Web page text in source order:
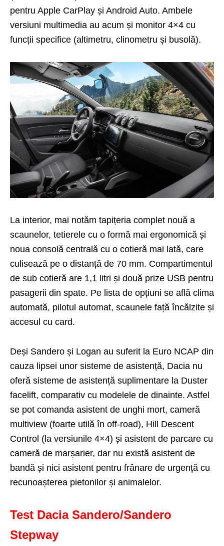
pentru Apple CarPlay și Android Auto. Ambele
versiuni multimedia au acum și monitor 4×4 cu
funcții specifice (altimetru, clinometru și busolă).
La interior, mai notăm tapițeria complet nouă a
scaunelor, tetierele cu o formă mai ergonomică și
noua consolă centrală cu o cotieră mai lată, care
culisează pe o distanță de 70 mm. Compartimentul
de sub cotieră are 1,1 litri și două prize USB pentru
pasagerii din spate. Pe lista de opțiuni se află clima
automată, pilotul automat, scaunele față încălzite și
accesul cu card.
Deși Sandero și Logan au suferit la Euro NCAP din
cauza lipsei unor sisteme de asistență, Dacia nu
oferă sisteme de asistență suplimentare la Duster
facelift, comparativ cu modelele de dinainte. Astfel
se pot comanda asistent de unghi mort, cameră
multiview (foarte utilă în off-road), Hill Descent
Control (la versiunile 4×4) și asistent de parcare cu
cameră de marșarier, dar nu există asistent de
bandă și nici asistent pentru frânare de urgență cu
recunoașterea pietonilor și animalelor.
Test Dacia Sandero/Sandero
Stepway